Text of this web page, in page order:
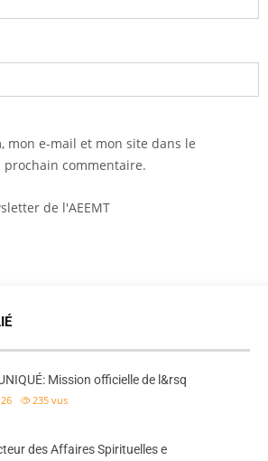
mon e-mail et mon site dans le
commentaire.
de l'AEEMT
Mission officielle de l&rsq
235 vus
des Affaires Spirituelles e